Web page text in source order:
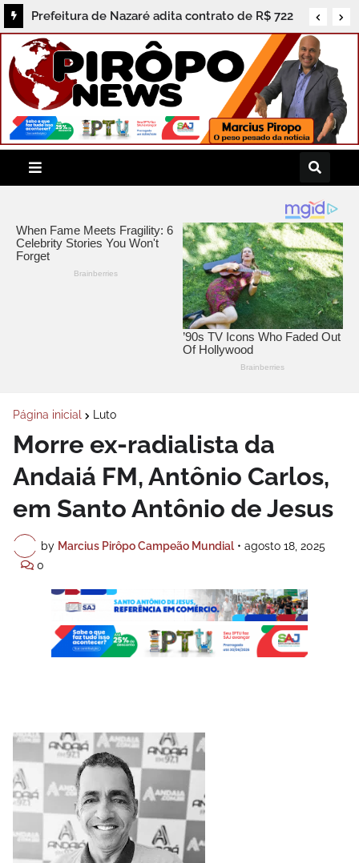
Prefeitura de Nazaré concede férias a Bruno
Vaz, ex-candidato a vice-prefeito e figura ativa
na política local
Página inicial Luto
Morre ex-radialista da
Andaiá FM, Antônio Carlos,
em Santo Antônio de Jesus
by Marcius Pirôpo Campeão Mundial • agosto 18, 2025
0